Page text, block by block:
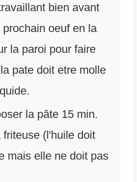
bien avant
oeuf en la
la paroi pour faire
pate doit etre molle
la pâte 15 min.
friteuse (l'huile doit
mais elle ne doit pas